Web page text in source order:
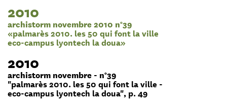
2010
archistorm novembre 2010 n°39
«palmarès 2010. les 50 qui font la ville
eco-campus lyontech la doua»
2010
archistorm novembre - n°39
"palmarès 2010. les 50 qui font la ville -
eco-campus lyontech la doua", p. 49